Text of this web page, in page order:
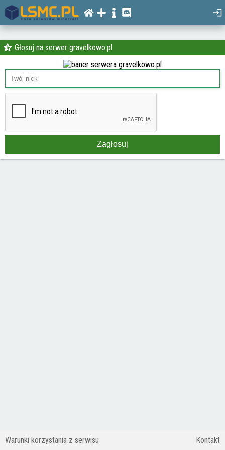
Głosuj na serwer gravelkowo.pl
Zagłosuj
Warunki korzystania z serwisu Kontakt